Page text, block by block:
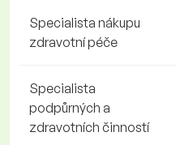
Specialista nákupu
zdravotní péče
Specialista
podpůrných a
zdravotních činností